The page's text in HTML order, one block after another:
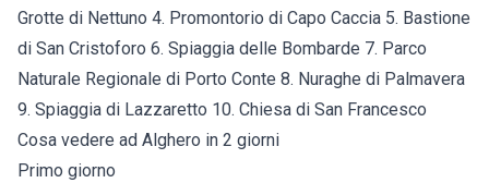
Grotte di Nettuno 4. Promontorio di Capo Caccia 5. Bastione
di San Cristoforo 6. Spiaggia delle Bombarde 7. Parco
Naturale Regionale di Porto Conte 8. Nuraghe di Palmavera
9. Spiaggia di Lazzaretto 10. Chiesa di San Francesco
Cosa vedere ad Alghero in 2 giorni
Primo giorno